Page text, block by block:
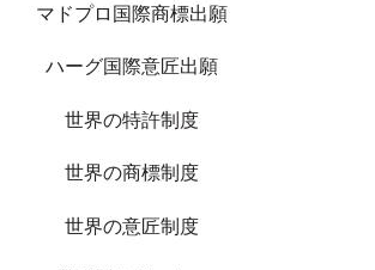
マドプロ国際商標出願
ハーグ国際意匠出願
世界の特許制度
世界の商標制度
世界の意匠制度